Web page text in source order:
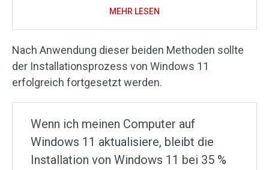
MEHR LESEN
Nach Anwendung dieser beiden Methoden sollte
der Installationsprozess von Windows 11
erfolgreich fortgesetzt werden.
Wenn ich meinen Computer auf
Windows 11 aktualisiere, bleibt die
Installation von Windows 11 bei 35 %